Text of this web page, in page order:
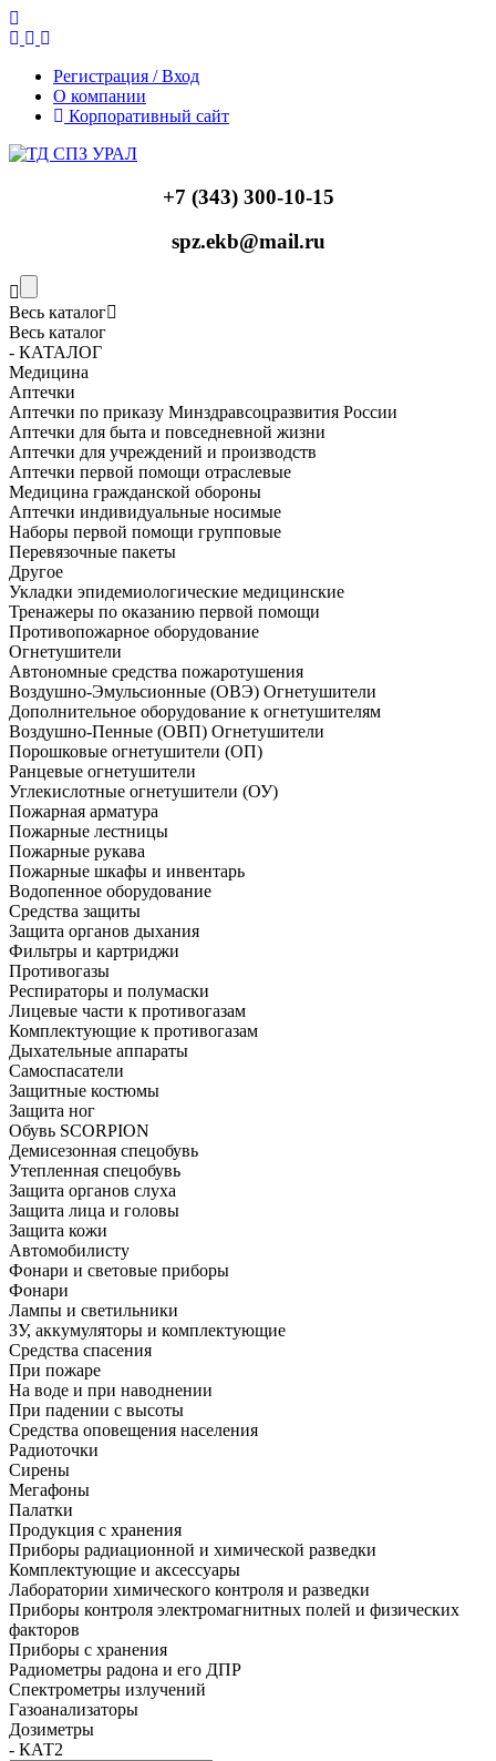
Регистрация / Вход
О компании
Корпоративный сайт
+7 (343) 300-10-15
spz.ekb@mail.ru
Весь каталог
Весь каталог
- КАТАЛОГ
Медицина
Аптечки
Аптечки по приказу Минздравсоцразвития России
Аптечки для быта и повседневной жизни
Аптечки для учреждений и производств
Аптечки первой помощи отраслевые
Медицина гражданской обороны
Аптечки индивидуальные носимые
Наборы первой помощи групповые
Перевязочные пакеты
Другое
Укладки эпидемиологические медицинские
Тренажеры по оказанию первой помощи
Противопожарное оборудование
Огнетушители
Автономные средства пожаротушения
Воздушно-Эмульсионные (ОВЭ) Огнетушители
Дополнительное оборудование к огнетушителям
Воздушно-Пенные (ОВП) Огнетушители
Порошковые огнетушители (ОП)
Ранцевые огнетушители
Углекислотные огнетушители (ОУ)
Пожарная арматура
Пожарные лестницы
Пожарные рукава
Пожарные шкафы и инвентарь
Водопенное оборудование
Средства защиты
Защита органов дыхания
Фильтры и картриджи
Противогазы
Респираторы и полумаски
Лицевые части к противогазам
Комплектующие к противогазам
Дыхательные аппараты
Самоспасатели
Защитные костюмы
Защита ног
Обувь SCORPION
Демисезонная спецобувь
Утепленная спецобувь
Защита органов слуха
Защита лица и головы
Защита кожи
Автомобилисту
Фонари и световые приборы
Фонари
Лампы и светильники
ЗУ, аккумуляторы и комплектующие
Средства спасения
При пожаре
На воде и при наводнении
При падении с высоты
Средства оповещения населения
Радиоточки
Сирены
Мегафоны
Палатки
Продукция с хранения
Приборы радиационной и химической разведки
Комплектующие и аксессуары
Лаборатории химического контроля и разведки
Приборы контроля электромагнитных полей и физических
факторов
Приборы с хранения
Радиометры радона и его ДПР
Спектрометры излучений
Газоанализаторы
Дозиметры
- КАТ2